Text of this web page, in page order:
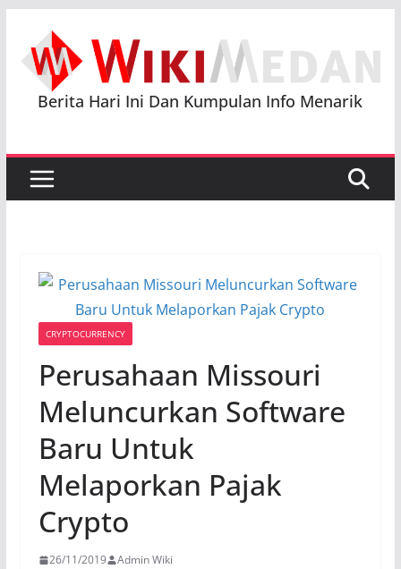
content
Berita Hari Ini Dan Kumpulan Info Menarik
CRYPTOCURRENCY
Perusahaan Missouri
Meluncurkan Software
Baru Untuk
Melaporkan Pajak
Crypto
26/11/2019 Admin Wiki